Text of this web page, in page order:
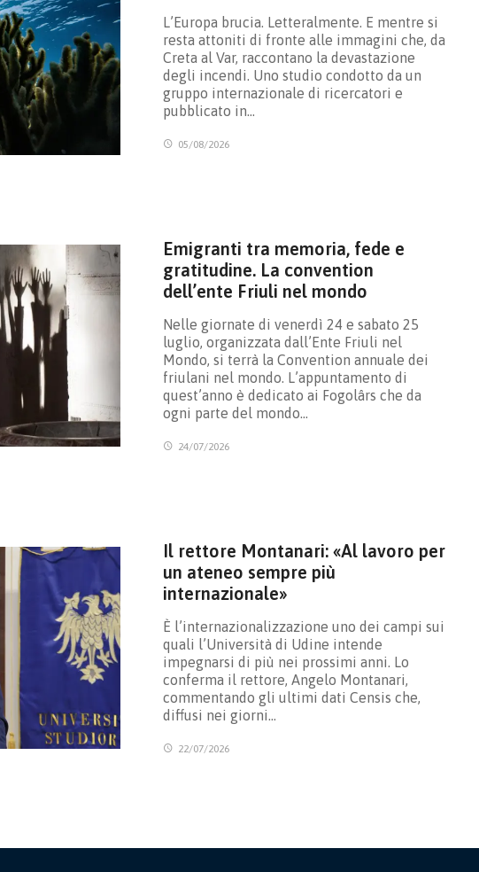
L’Europa brucia. Letteralmente. E mentre si
resta attoniti di fronte alle immagini che, da
Creta al Var, raccontano la devastazione
degli incendi. Uno studio condotto da un
gruppo internazionale di ricercatori e
pubblicato in…
05/08/2026
Emigranti tra memoria, fede e
gratitudine. La convention
dell’ente Friuli nel mondo
Nelle giornate di venerdì 24 e sabato 25
luglio, organizzata dall’Ente Friuli nel
Mondo, si terrà la Convention annuale dei
friulani nel mondo. L’appuntamento di
quest’anno è dedicato ai Fogolârs che da
ogni parte del mondo…
24/07/2026
Il rettore Montanari: «Al lavoro per
un ateneo sempre più
internazionale»
È l’internazionalizzazione uno dei campi sui
quali l’Università di Udine intende
impegnarsi di più nei prossimi anni. Lo
conferma il rettore, Angelo Montanari,
commentando gli ultimi dati Censis che,
diffusi nei giorni…
22/07/2026